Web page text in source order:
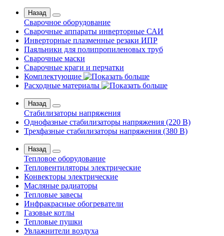
Назад
Сварочное оборудование
Сварочные аппараты инверторные САИ
Инверторные плазменные резаки ИПР
Паяльники для полипропиленовых труб
Сварочные маски
Сварочные краги и перчатки
Комплектующие
Расходные материалы
Назад
Стабилизаторы напряжения
Однофазные стабилизаторы напряжения (220 В)
Трехфазные стабилизаторы напряжения (380 В)
Назад
Тепловое оборудование
Тепловентиляторы электрические
Конвекторы электрические
Масляные радиаторы
Тепловые завесы
Инфракрасные обогреватели
Газовые котлы
Тепловые пушки
Увлажнители воздуха